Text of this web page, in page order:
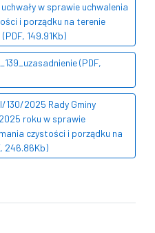
w sprawie uchwalenia
i porządku na terenie
(PDF, 149.91Kb)
(PDF,
130/2025 Rady Gminy
roku w sprawie
czystości i porządku na
246.86Kb)